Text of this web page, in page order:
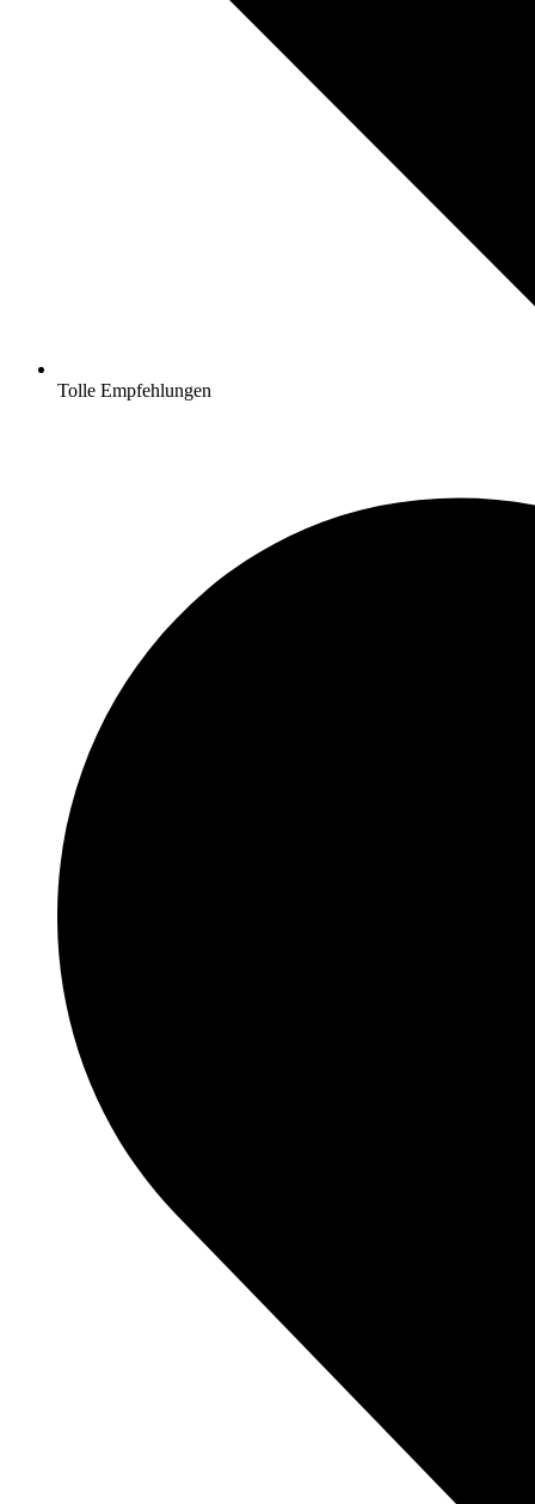
Tolle Empfehlungen